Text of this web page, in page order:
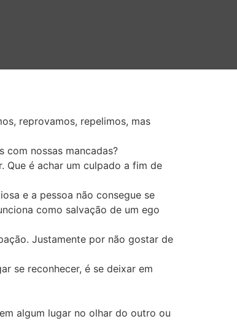
reprovamos, repelimos, mas
com nossas mancadas?
Que é achar um culpado a fim de
e a pessoa não consegue se
como salvação de um ego
Justamente por não gostar de
se reconhecer, é se deixar em
algum lugar no olhar do outro ou